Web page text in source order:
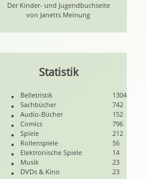
Der Kinder- und Jugendbuchseite
von Janetts Meinung
Statistik
Belletristik
1304
Sachbücher
742
Audio-Bücher
152
Comics
796
Spiele
212
Rollenspiele
56
Elektronische Spiele
14
Musik
23
DVDs & Kino
23